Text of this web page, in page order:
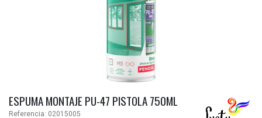
ESPUMA MONTAJE PU-47 PISTOLA 750ML
Referencia: 02015005